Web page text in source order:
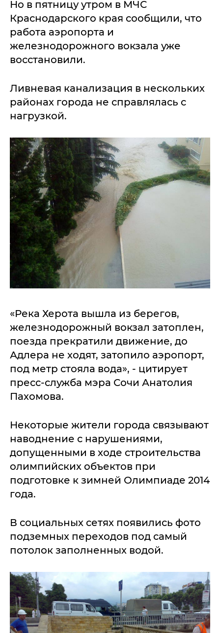
Но в пятницу утром в МЧС
Краснодарского края сообщили, что
работа аэропорта и
железнодорожного вокзала уже
восстановили.
Ливневая канализация в нескольких
районах города не справлялась с
нагрузкой.
«Река Херота вышла из берегов,
железнодорожный вокзал затоплен,
поезда прекратили движение, до
Адлера не ходят, затопило аэропорт,
под метр стояла вода», - цитирует
пресс-служба мэра Сочи Анатолия
Пахомова.
Некоторые жители города связывают
наводнение с нарушениями,
допущенными в ходе строительства
олимпийских объектов при
подготовке к зимней Олимпиаде 2014
года.
В социальных сетях появились фото
подземных переходов под самый
потолок заполненных водой.